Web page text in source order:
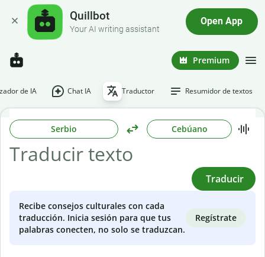
Quillbot
Your AI writing assistant
Open App
Premium
de IA Chat IA Traductor Resumidor de textos
Serbio Cebúano
Traducir
Recibe consejos culturales con cada
traducción. Inicia sesión para que tus
palabras conecten, no solo se traduzcan.
Regístrate